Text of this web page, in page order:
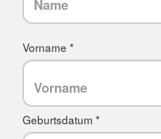
Vorname *
Geburtsdatum *